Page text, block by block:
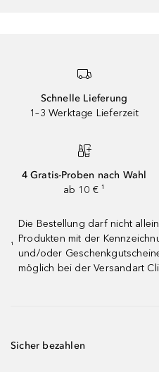
Schnelle Lieferung
1–3 Werktage Lieferzeit
4 Gratis-Proben nach Wahl
ab 10 € ¹
¹
Die Bestellung darf nicht
Produkten mit der
und/oder
möglich bei der Versandart
Sicher bezahlen